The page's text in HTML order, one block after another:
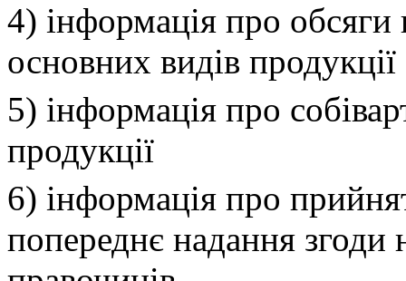
4) інформація про обсяги
основних видів продукції
5) інформація про
продукції
6) інформація про
попереднє надання згоди